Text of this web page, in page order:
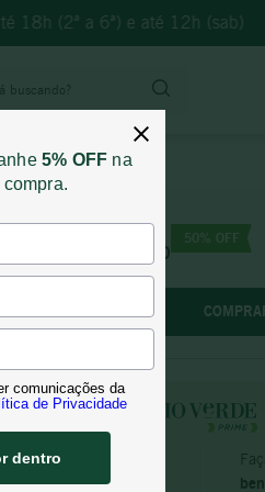
🚚 Entregamos no
R$ 218,00
00
50 % OFF
SÓCIO PRIME
5% OFF na
comunicações da
de Privacidade
dentro